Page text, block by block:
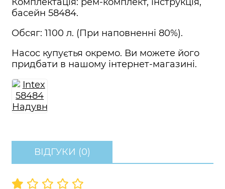
басейн 58484.
Обсяг: 1100 л. (При наповненні 80%).
Насос купуєтья окремо. Ви можете його
придбати в нашому інтернет-магазині.
ВІДГУКИ (0)